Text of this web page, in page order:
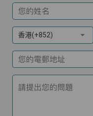
您的姓名
香港(+852)
您的電郵地址
請提出您的問題